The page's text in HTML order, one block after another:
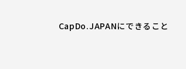
CapDo.JAPANにできること